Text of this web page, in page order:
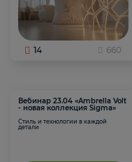
14 660
Вебинар 23.04 «Ambrella Volt
- новая коллекция Sigma»
Стиль и технологии в каждой
детали